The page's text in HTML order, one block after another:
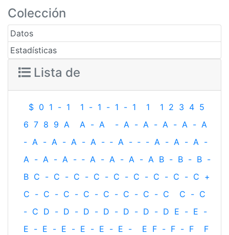
Colección
Datos
Estadísticas
Lista de
$ 0 1 - 1 1 - 1 - 1 - 1 1 1 2 3 4 5
6 7 8 9 A A - A - A - A - A - A - A
- A - A - A - A - ‐ A - ‐ - A - A - A -
A - A - A - ‐ A - A - A - A B - B - B -
B C - C - C - C - C - C - C - C - C +
C - C - C - C - C - C - C - C C - C
- C D - D - D - D - D - D - D E - E -
E - E - E - E - E - E - E F - F - F
F